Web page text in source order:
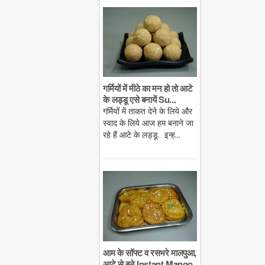
गर्मियों में मीठे का मन हो तो आटे
के लड्डू एसे बनायें Su...
गर्मियों में ताकत देने के लिये और
स्वाद के लिये आज हम बनाने जा
रहे हैं आटे के लड्डू. इन्ह...
आम के सॉफ्ट व रसभरे मालपुआ,